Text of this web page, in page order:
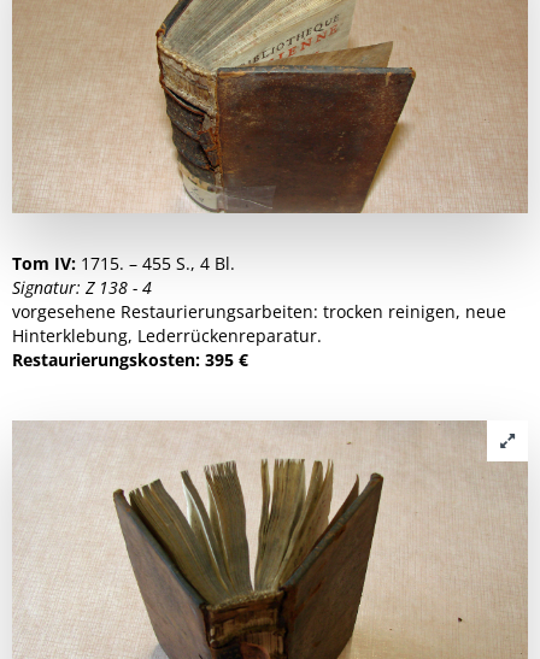
Tom IV: 1715. – 455 S., 4 Bl.
Signatur: Z 138 - 4
vorgesehene Restaurierungsarbeiten: trocken reinigen, neue
Hinterklebung, Lederrückenreparatur.
Restaurierungskosten: 395 €